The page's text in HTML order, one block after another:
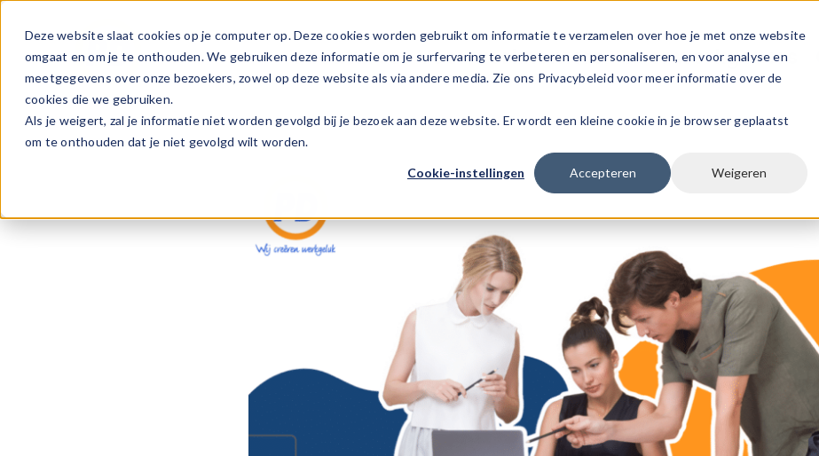
Deze website slaat cookies op je computer op. Deze cookies worden gebruikt om informatie te verzamelen over hoe je met onze website
omgaat en om je te onthouden. We gebruiken deze informatie om je surfervaring te verbeteren en personaliseren, en voor analyse en
meetgegevens over onze bezoekers, zowel op deze website als via andere media. Zie ons Privacybeleid voor meer informatie over de
cookies die we gebruiken.
Als je weigert, zal je informatie niet worden gevolgd bij je bezoek aan deze website. Er wordt een kleine cookie in je browser geplaatst
om te onthouden dat je niet gevolgd wilt worden.
Cookie-instellingen Accepteren Weigeren
naar
inhoud
Vacatures Voor werknemers Voor werkgevers